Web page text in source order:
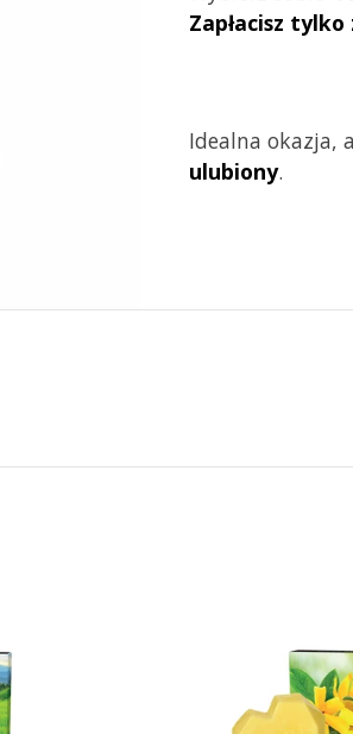
Zapłacisz tylko
Idealna okazja,
ulubiony.